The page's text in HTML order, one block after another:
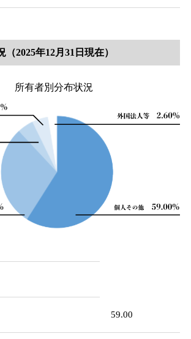
2025年12月31日現在）
所有者別分布状況
59.00